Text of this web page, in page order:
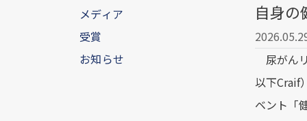
メディア
受賞
お知らせ
自身の
尿がん
以下Craif
ベント「